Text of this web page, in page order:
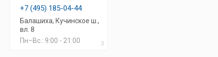
3
+7 (495) 185-04-44
Балашиха, Кучинское ш.,
вл. 8
Пн–Вс.: 9:00 - 21:00